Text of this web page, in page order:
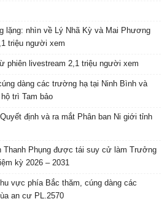
lặng: nhìn về Lý Nhã Kỳ và Mai Phương
triệu người xem
phiên livestream 2,1 triệu người xem
dàng các trường hạ tại Ninh Bình và
trì Tam bảo
định và ra mắt Phân ban Ni giới tỉnh
Thanh Phụng được tái suy cử làm Trưởng
kỳ 2026 – 2031
vực phía Bắc thăm, cúng dàng các
an cư PL.2570